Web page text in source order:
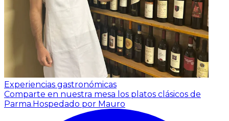
Experiencias gastronómicas
Comparte en nuestra mesa los platos clásicos de
Parma.Hospedado por Mauro